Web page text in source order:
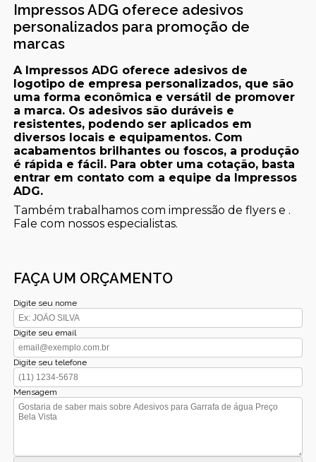
Impressos ADG oferece adesivos
personalizados para promoção de
marcas
A Impressos ADG oferece adesivos de
logotipo de empresa personalizados, que são
uma forma econômica e versátil de promover
a marca. Os adesivos são duráveis e
resistentes, podendo ser aplicados em
diversos locais e equipamentos. Com
acabamentos brilhantes ou foscos, a produção
é rápida e fácil. Para obter uma cotação, basta
entrar em contato com a equipe da Impressos
ADG.
Também trabalhamos com impressão de flyers e .
Fale com nossos especialistas.
FAÇA UM ORÇAMENTO
Digite seu nome
Digite seu email
Digite seu telefone
Mensagem